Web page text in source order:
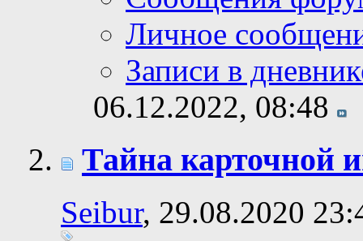
Личное
Записи в
06.12.2022, 08:48
Тайна карточной
Seibur, 29.08.2020